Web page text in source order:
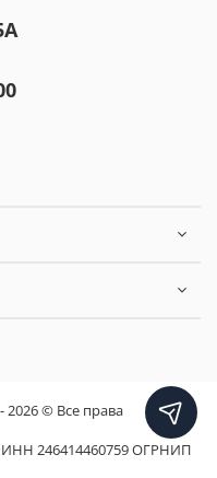
2026 © Все права
246414460759 ОГРНИП